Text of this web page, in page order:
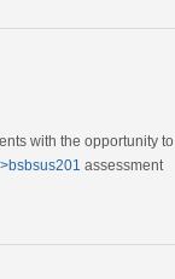
with the opportunity to
assessment